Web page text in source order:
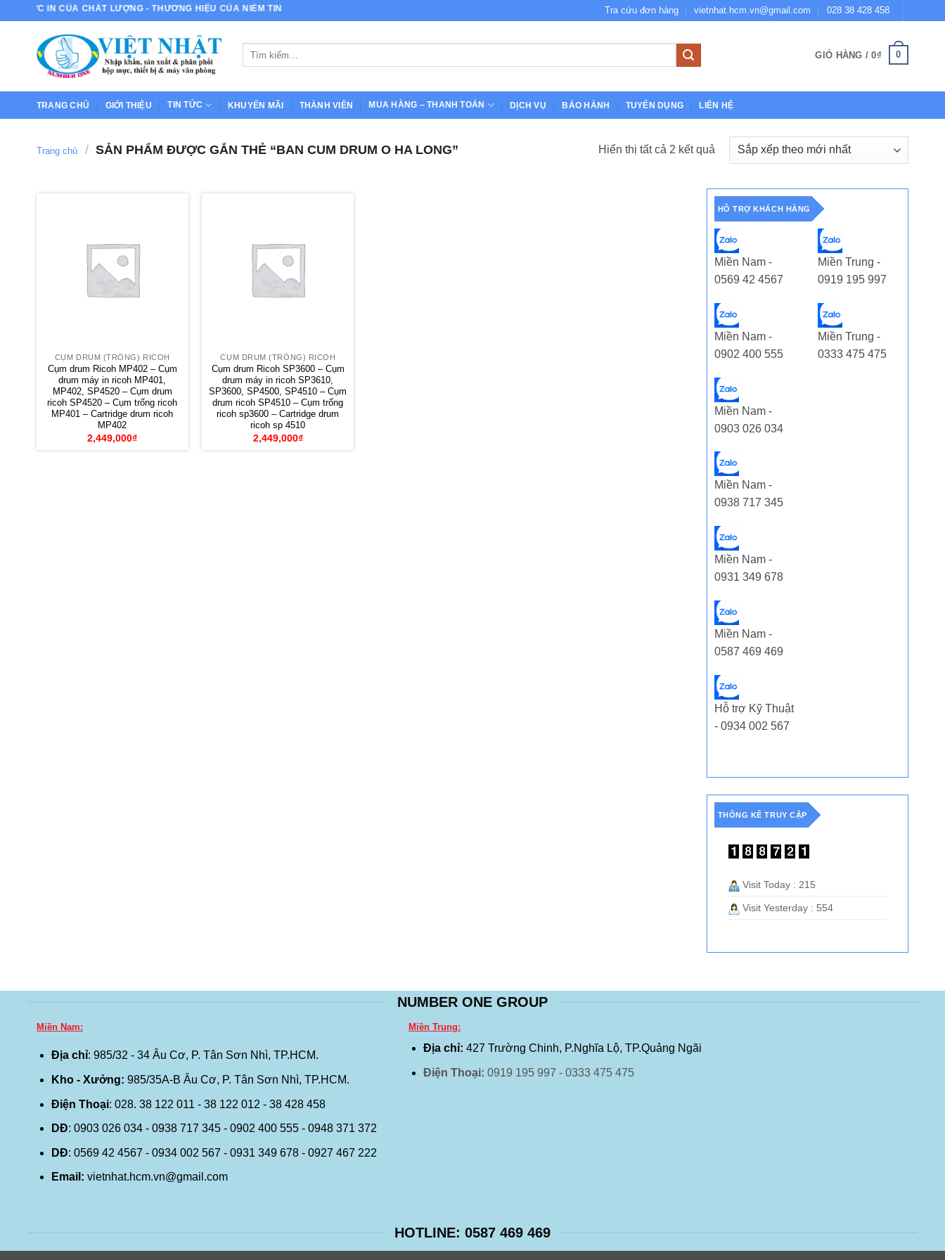
MỰC IN CỦA CHẤT LƯỢNG - THƯƠNG HIỆU CỦA NIỀM TIN Tra cứu đơn hàng vietnhat.hcm.vn@gmail.com 028 38 428 458
GIỎ HÀNG /0₫ 0
TRANG CHỦ GIỚI THIỆU TIN TỨC KHUYẾN MÃI THÀNH VIÊN MUA HÀNG – THANH TOÁN DỊCH VỤ BẢO HÀNH TUYỂN DỤNG LIÊN HỆ
Trang chủ / SẢN PHẨM ĐƯỢC GẮN THẺ “BAN CUM DRUM O HA LONG” Hiển thị tất cả 2 kết quảĐã
sắp
theo
mới
nhất
CỤM DRUM (TRỐNG) RICOH
Cụm drum Ricoh MP402 – Cụm
drum máy in ricoh MP401,
MP402, SP4520 – Cụm drum
ricoh SP4520 – Cụm trống ricoh
MP401 – Cartridge drum ricoh
MP402
2,449,000₫
CỤM DRUM (TRỐNG) RICOH
Cụm drum Ricoh SP3600 – Cụm
drum máy in ricoh SP3610,
SP3600, SP4500, SP4510 – Cụm
drum ricoh SP4510 – Cụm trống
ricoh sp3600 – Cartridge drum
ricoh sp 4510
2,449,000₫
HỖ TRỢ KHÁCH HÀNG
Miền Nam -
0569 42 4567
Miền Nam -
0902 400 555
Miền Nam -
0903 026 034
Miền Nam -
0938 717 345
Miền Nam -
0931 349 678
Miền Nam -
0587 469 469
Hỗ trợ Kỹ Thuật
- 0934 002 567
Miền Trung -
0919 195 997
Miền Trung -
0333 475 475
THỐNG KÊ TRUY CẬP
Visit Today : 215
Visit Yesterday : 554
NUMBER ONE GROUP
Miền Nam:
Địa chỉ: 985/32 - 34 Âu Cơ, P. Tân Sơn Nhì, TP.HCM.
Kho - Xưởng: 985/35A-B Âu Cơ, P. Tân Sơn Nhì, TP.HCM.
Điện Thoại: 028. 38 122 011 - 38 122 012 - 38 428 458
DĐ: 0903 026 034 - 0938 717 345 - 0902 400 555 - 0948 371 372
DĐ: 0569 42 4567 - 0934 002 567 - 0931 349 678 - 0927 467 222
Email: vietnhat.hcm.vn@gmail.com
Miền Trung:
Địa chỉ: 427 Trường Chinh, P.Nghĩa Lộ, TP.Quảng Ngãi
Điện Thoại: 0919 195 997 - 0333 475 475
HOTLINE: 0587 469 469